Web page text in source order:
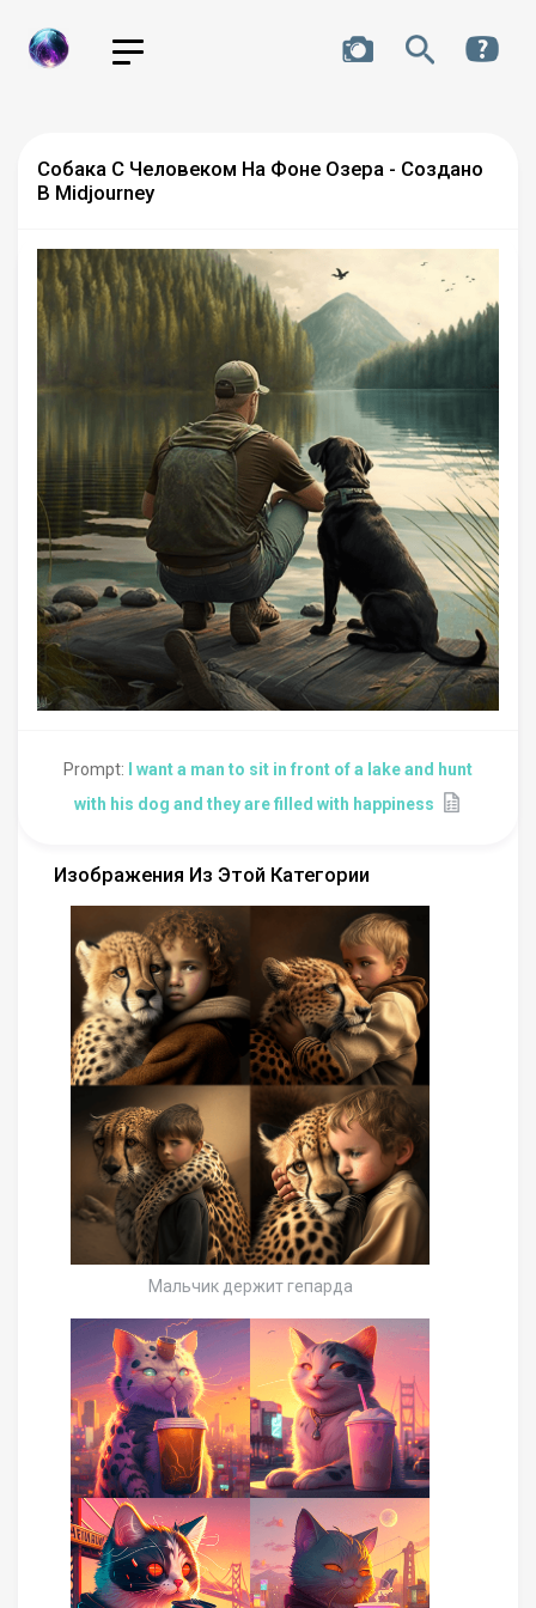
Собака С Человеком На Фоне Озера - Создано
В Midjourney
Prompt:
I want a man to sit in front of a lake and hunt
with his dog and they are filled with happiness
Изображения Из Этой Категории
Мальчик держит гепарда